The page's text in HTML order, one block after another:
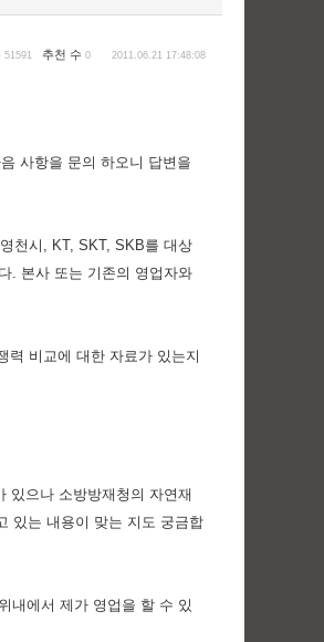
51591 추천 수 0 2011.06.21 17:48:08
사항을 문의 하오니 답변을
천시, KT, SKT, SKB를 대상
. 본사 또는 기존의 영업자와
력 비교에 대한 자료가 있는지
있으나 소방방재청의 자연재
있는 내용이 맞는 지도 궁금합
내에서 제가 영업을 할 수 있